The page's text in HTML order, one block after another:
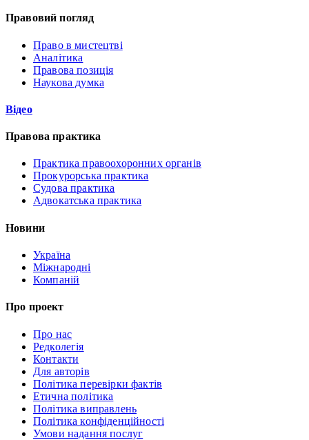
Правовий погляд
Право в мистецтві
Аналітика
Правова позиція
Наукова думка
Відео
Правова практика
Практика правоохоронних органів
Прокурорська практика
Судова практика
Адвокатська практика
Новини
Україна
Міжнародні
Компаній
Про проект
Про нас
Редколегія
Контакти
Для авторів
Політика перевірки фактів
Етична політика
Політика виправлень
Політика конфіденційності
Умови надання послуг